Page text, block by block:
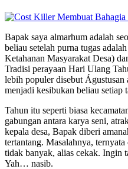
Bapak saya almarhum adalah
beliau setelah purna tugas
Ketahanan Masyarakat Desa)
Tradisi perayaan Hari Ulang
lebih populer disebut Águstusan
menjadi kesibukan beliau setiap
Tahun itu seperti biasa
gabungan antara karya seni,
kepala desa, Bapak diberi
tertantang. Masalahnya,
tidak banyak, alias cekak. Ingin
Yah… nasib.